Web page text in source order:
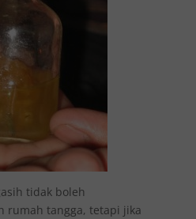
tidak boleh
rumah tangga, tetapi jika